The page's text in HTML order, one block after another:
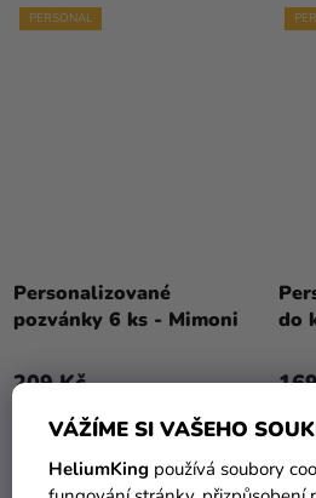
VÁŽÍME SI VAŠEHO
HeliumKing používá soubory
PERSONAL
Personalizované
pozvánky 6 ks - Mimoni
209 Kč
DO KOŠÍKU
do